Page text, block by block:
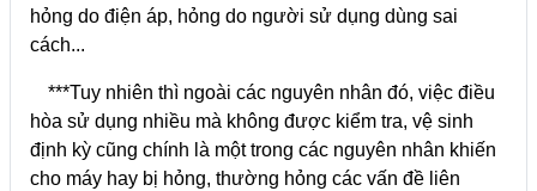
hỏng do điện áp, hỏng do người sử dụng dùng sai
cách...
***Tuy nhiên thì ngoài các nguyên nhân đó, việc điều
hòa sử dụng nhiều mà không được kiểm tra, vệ sinh
định kỳ cũng chính là một trong các nguyên nhân khiến
cho máy hay bị hỏng, thường hỏng các vấn đề liên